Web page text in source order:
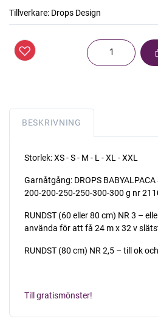
Tillverkare: Drops Design
BESKRIVNING
Storlek: XS - S - M - L - XL - XXL
Garnåtgång: DROPS
200-200-250-250-300-300 g nr
RUNDST (60 eller 80 cm) NR 3 –
använda för att få 24 m x 32 v
RUNDST (80 cm) NR 2,5 – till ok
Till gratismönster!